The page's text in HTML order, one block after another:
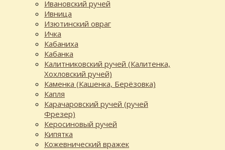
Ивановский ручей
Ивница
Изютинский овраг
Ичка
Кабаниха
Кабанка
Калитниковский ручей (Калитенка,
Хохловский ручей)
Каменка (Кашенка, Берёзовка)
Капля
Карачаровский ручей (ручей
Фрезер)
Керосиновый ручей
Кипятка
Кожевнический вражек